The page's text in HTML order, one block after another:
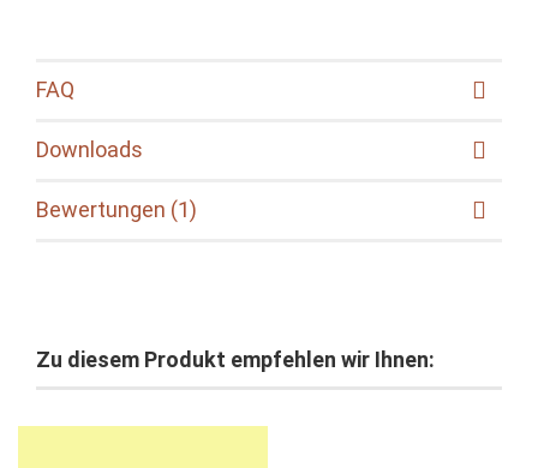
FAQ
Downloads
Bewertungen (1)
Zu diesem Produkt empfehlen wir Ihnen: